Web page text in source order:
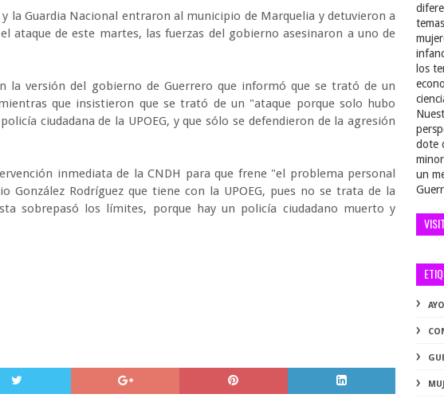
la Guardia Nacional entraron al municipio de Marquelia y detuvieron a
ataque de este martes, las fuerzas del gobierno asesinaron a uno de
la versión del gobierno de Guerrero que informó que se trató de un
que insistieron que se trató de un "ataque porque solo hubo
ciudadana de la UPOEG, y que sólo se defendieron de la agresión
inmediata de la CNDH para que frene "el problema personal
González Rodríguez que tiene con la UPOEG, pues no se trata de la
sobrepasó los límites, porque hay un policía ciudadano muerto y
los
dote
un